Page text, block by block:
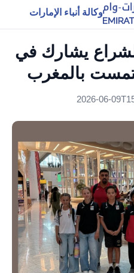
وكالة أنباء الإمارات
يشارك في
بالمغرب
2026-06-